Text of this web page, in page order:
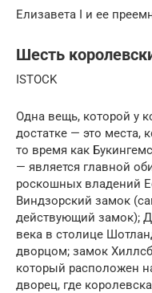
Елизавета I и ее
Шесть
ISTOCK
Одна вещь, которой у
достатке — это
то время как
— является главной
роскошных владений
Виндзорский замок
действующий замок);
века в столице
дворцом; замок
который расположен
дворец, где